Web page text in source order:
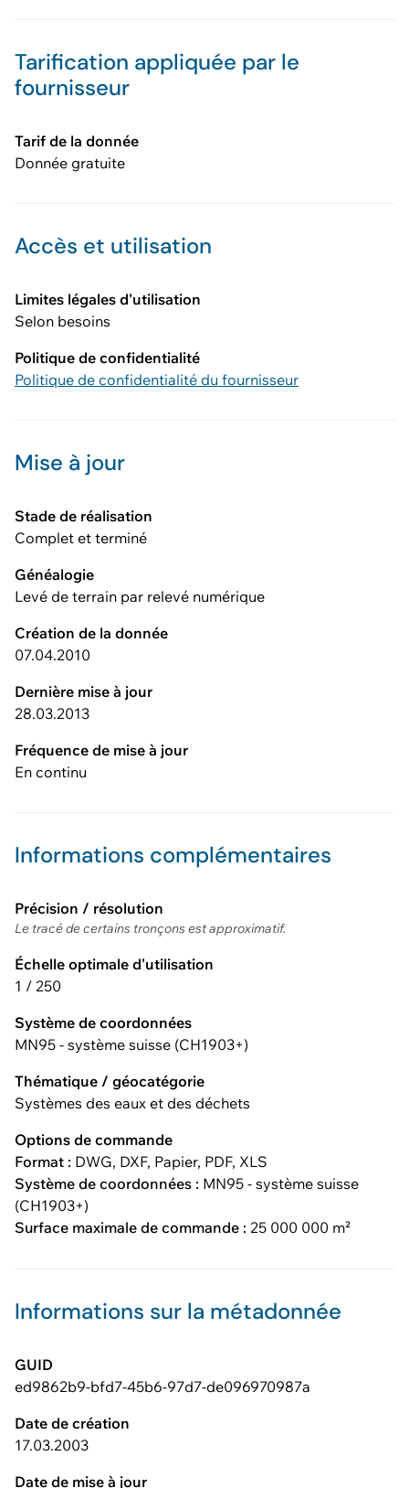
Tarification appliquée par le
fournisseur
Tarif de la donnée
Donnée gratuite
Accès et utilisation
Limites légales d'utilisation
Selon besoins
Politique de confidentialité
Politique de confidentialité du fournisseur
Mise à jour
Stade de réalisation
Complet et terminé
Généalogie
Levé de terrain par relevé numérique
Création de la donnée
07.04.2010
Dernière mise à jour
28.03.2013
Fréquence de mise à jour
En continu
Informations complémentaires
Précision / résolution
Le tracé de certains tronçons est approximatif.
Échelle optimale d'utilisation
1 / 250
Système de coordonnées
MN95 - système suisse (CH1903+)
Thématique / géocatégorie
Systèmes des eaux et des déchets
Options de commande
Format : DWG, DXF, Papier, PDF, XLS
Système de coordonnées : MN95 - système suisse
(CH1903+)
Surface maximale de commande : 25 000 000 m²
Informations sur la métadonnée
GUID
ed9862b9-bfd7-45b6-97d7-de096970987a
Date de création
17.03.2003
Date de mise à jour